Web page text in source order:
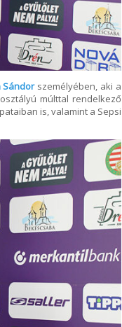
Sándorszemélyében, aki a
múlttal rendelkező
is, valamint a Sepsi